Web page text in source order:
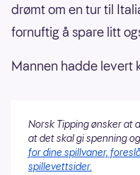
drømt om en tur til
fornuftig å spare litt
Mannen hadde levert
Norsk Tipping ønsker at
at det skal gi spenning
for dine spillvaner,
spillevettsider.